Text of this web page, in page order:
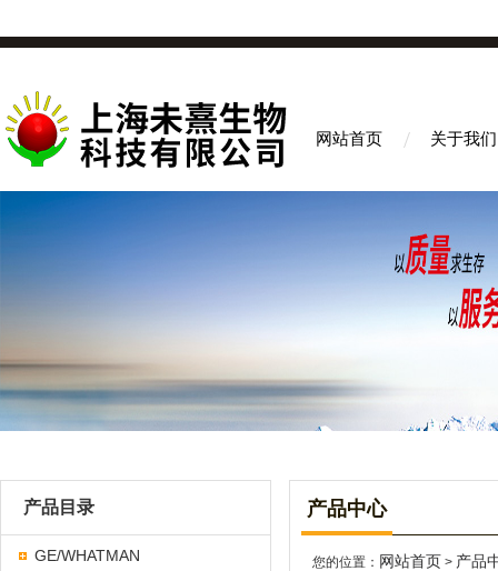
网站首页 关于我们
产品目录
GE/WHATMAN
产品中心
您的位置： 网站首页 > 产品